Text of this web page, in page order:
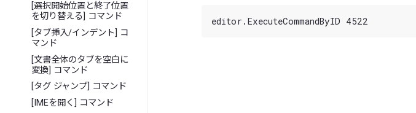
[選択開始位置と終了位置
を切り替える] コマンド
[タブ挿入/インデント] コ
マンド
[文書全体のタブを空白に
変換] コマンド
[タグ ジャンプ] コマンド
[IMEを開く] コマンド